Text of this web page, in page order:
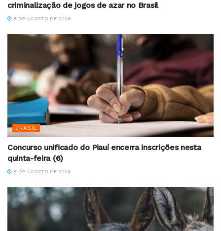
criminalização de jogos de azar no Brasil
6 DE AGOSTO DE 2026
BRASIL
Concurso unificado do Piauí encerra inscrições nesta
quinta-feira (6)
6 DE AGOSTO DE 2026